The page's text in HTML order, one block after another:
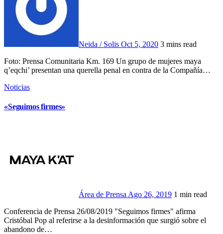
Neida / Solis Oct 5, 2020 3 mins read
Foto: Prensa Comunitaria Km. 169 Un grupo de mujeres maya
q’eqchi’ presentan una querella penal en contra de la Compañía…
Noticias
«Seguimos firmes»
Área de Prensa Ago 26, 2019 1 min read
Conferencia de Prensa 26/08/2019 "Seguimos firmes" afirma
Cristóbal Pop al referirse a la desinformación que surgió sobre el
abandono de…